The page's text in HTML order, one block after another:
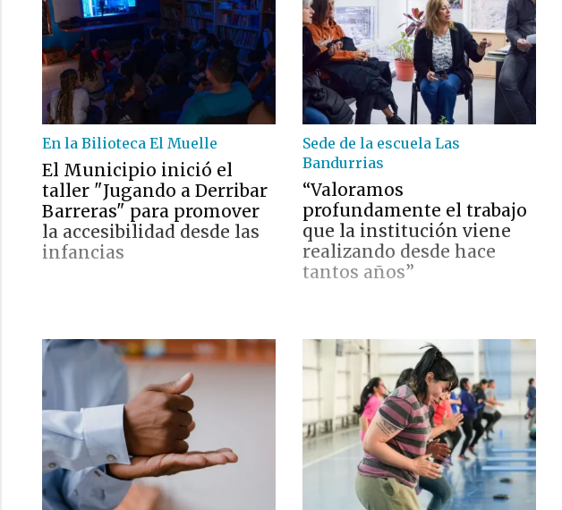
En la Bilioteca El Muelle
El Municipio inició el
taller "Jugando a Derribar
Barreras" para promover
la accesibilidad desde las
infancias
Sede de la escuela Las
Bandurrias
“Valoramos
profundamente el trabajo
que la institución viene
realizando desde hace
tantos años”